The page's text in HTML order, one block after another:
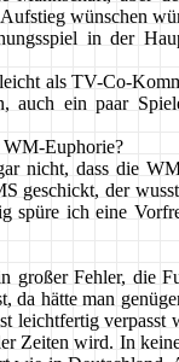
wünschen
in der
als TV-Co-
auch ein paar
WM-Euphorie?
nicht, dass die
geschickt, der
spüre ich eine
großer Fehler, die
da hätte man
leichtfertig verpasst
Zeiten wird. In